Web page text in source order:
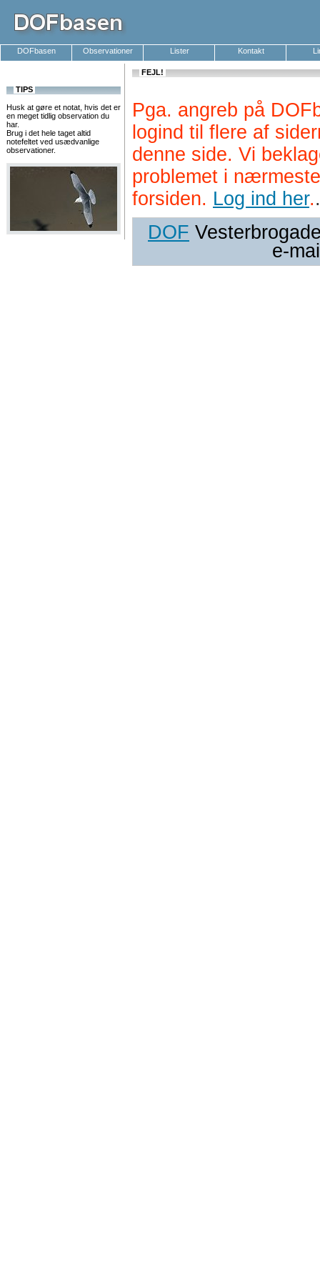
DOFbasen Observationer Lister Kontakt
TIPS
Husk at gøre et notat, hvis det er
en meget tidlig observation du
har.
Brug i det hele taget altid
notefeltet ved usædvanlige
observationer.
FEJL!
Pga. angreb på
logind til flere af
denne side. Vi
problemet i
forsiden. Log ind her..
DOF
e-